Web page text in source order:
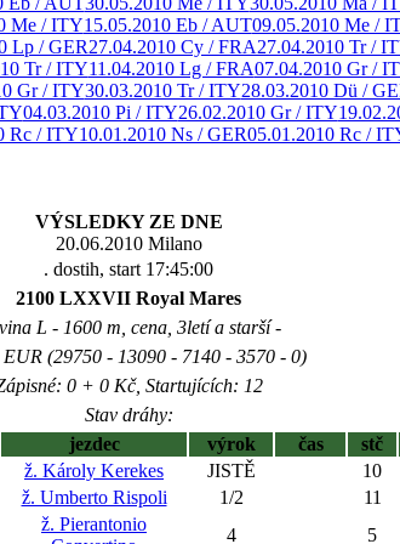
Me / ITY15.05.2010 Eb / AUT09.05.2010 Me /
Lp / GER27.04.2010 Cy / FRA27.04.2010 Tr /
Tr / ITY11.04.2010 Lg / FRA07.04.2010 Gr /
Gr / ITY30.03.2010 Tr / ITY28.03.2010 Dü /
04.03.2010 Pi / ITY26.02.2010 Gr / ITY
Rc / ITY10.01.2010 Ns / GER05.01.2010 Rc /
VÝSLEDKY ZE DNE
20.06.2010 Milano
. dostih, start 17:45:00
2100 LXXVII Royal Mares
L - 1600 m, cena, 3letí a starší -
EUR (29750 - 13090 - 7140 - 3570 - 0)
0 + 0 Kč, Startujících: 12
Stav dráhy:
jezdec výrok čas
stč
ž. Károly Kerekes JISTĚ
10
ž. Umberto Rispoli 1/2
11
ž. Pierantonio
4 5